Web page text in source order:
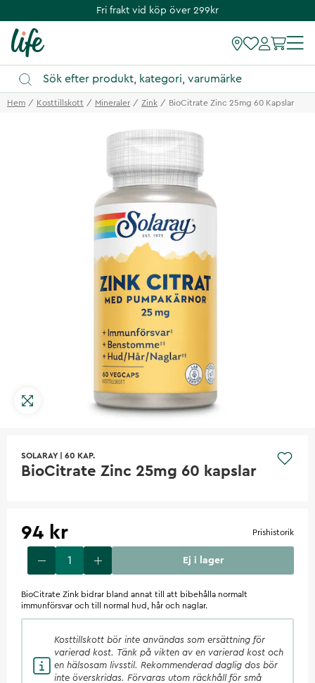
Fri frakt vid köp över 299kr
Hem Kosttillskott Mineraler Zink BioCitrate Zinc 25mg 60 Kapslar
SOLARAY 60 KAP.
BioCitrate Zinc 25mg 60 kapslar
94 kr Prishistorik
Ej i lager
BioCitrate Zink bidrar bland annat till att bibehålla normalt
immunförsvar och till normal hud, hår och naglar.
Kosttillskott bör inte användas som ersättning för
varierad kost. Tänk på vikten av en varierad kost och
en hälsosam livsstil. Rekommenderad daglig dos bör
inte överskridas. Förvaras utom räckhåll för små